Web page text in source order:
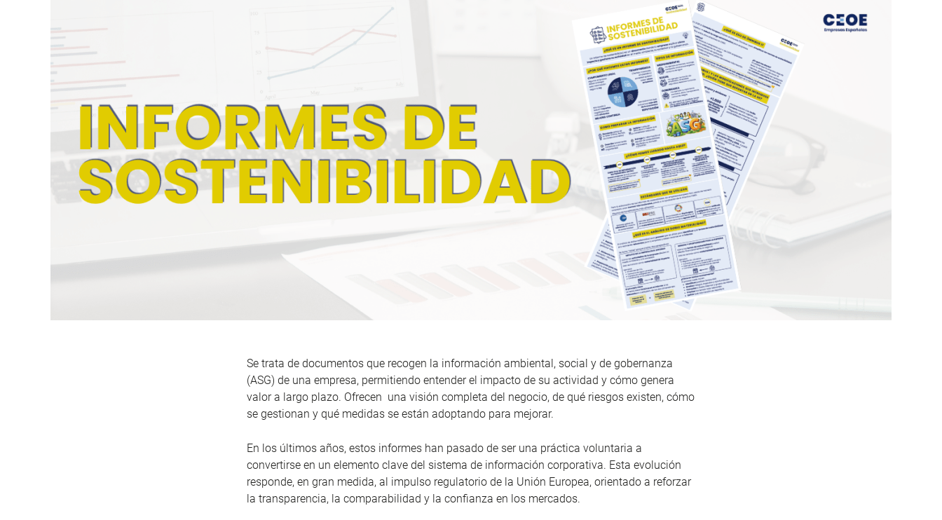
Se trata de documentos que recogen la información ambiental, social y de gobernanza
(ASG) de una empresa, permitiendo entender el impacto de su actividad y cómo genera
valor a largo plazo. Ofrecen una visión completa del negocio, de qué riesgos existen, cómo
se gestionan y qué medidas se están adoptando para mejorar.
En los últimos años, estos informes han pasado de ser una práctica voluntaria a
convertirse en un elemento clave del sistema de información corporativa. Esta evolución
responde, en gran medida, al impulso regulatorio de la Unión Europea, orientado a reforzar
la transparencia, la comparabilidad y la confianza en los mercados.